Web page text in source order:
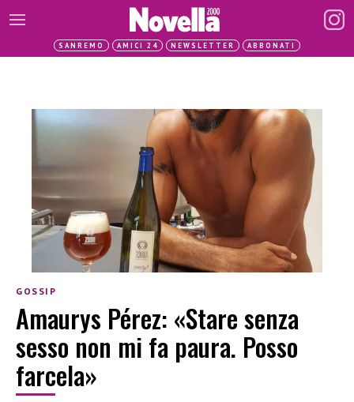
SANREMO AMICI 24 NEWSLETTER ABBONATI
GOSSIP
Amaurys Pérez: «Stare senza
sesso non mi fa paura. Posso
farcela»